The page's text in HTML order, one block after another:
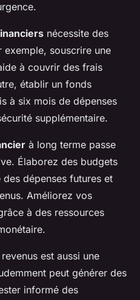
nécessite des
exemple, souscrire une
à couvrir des frais
établir un fonds
à six mois de dépenses
supplémentaire.
à long terme passe
Élaborez des budgets
dépenses futures et
Améliorez vos
à des ressources
est aussi une
peut générer des
informé des